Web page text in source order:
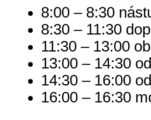
8:00 – 8:30
8:30 – 11:30
11:30 – 13:00
13:00 – 14:30
14:30 – 16:00
16:00 – 16:30